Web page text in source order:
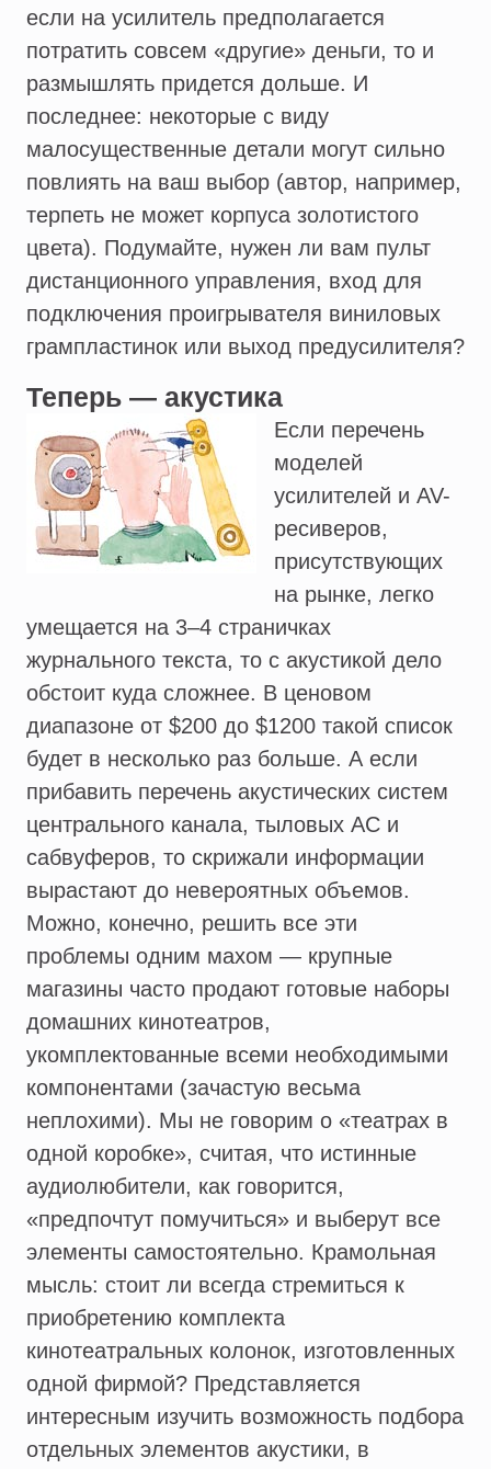
если на усилитель предполагается
потратить совсем «другие» деньги, то и
размышлять придется дольше. И
последнее: некоторые с виду
малосущественные детали могут сильно
повлиять на ваш выбор (автор, например,
терпеть не может корпуса золотистого
цвета). Подумайте, нужен ли вам пульт
дистанционного управления, вход для
подключения проигрывателя виниловых
грампластинок или выход предусилителя?
Теперь — акустика
Если перечень
моделей
усилителей и AV-
ресиверов,
присутствующих
на рынке, легко
умещается на 3–4 страничках
журнального текста, то с акустикой дело
обстоит куда сложнее. В ценовом
диапазоне от $200 до $1200 такой список
будет в несколько раз больше. А если
прибавить перечень акустических систем
центрального канала, тыловых АС и
сабвуферов, то скрижали информации
вырастают до невероятных объемов.
Можно, конечно, решить все эти
проблемы одним махом — крупные
магазины часто продают готовые наборы
домашних кинотеатров,
укомплектованные всеми необходимыми
компонентами (зачастую весьма
неплохими). Мы не говорим о «театрах в
одной коробке», считая, что истинные
аудиолюбители, как говорится,
«предпочтут помучиться» и выберут все
элементы самостоятельно. Крамольная
мысль: стоит ли всегда стремиться к
приобретению комплекта
кинотеатральных колонок, изготовленных
одной фирмой? Представляется
интересным изучить возможность подбора
отдельных элементов акустики, в